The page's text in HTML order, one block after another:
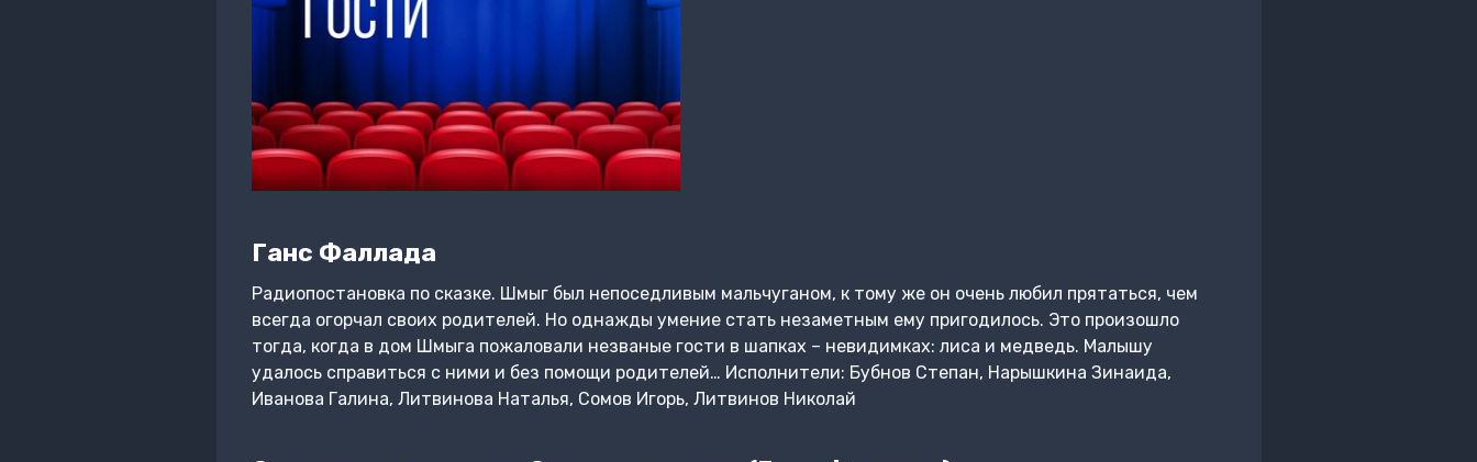
Ганс Фаллада
Радиопостановка по сказке. Шмыг был непоседливым мальчуганом, к тому же он очень любил прятаться, чем
всегда огорчал своих родителей. Но однажды умение стать незаметным ему пригодилось. Это произошло
тогда, когда в дом Шмыга пожаловали незваные гости в шапках – невидимках: лиса и медведь. Малышу
удалось справиться с ними и без помощи родителей… Исполнители: Бубнов Степан, Нарышкина Зинаида,
Иванова Галина, Литвинова Наталья, Сомов Игорь, Литвинов Николай